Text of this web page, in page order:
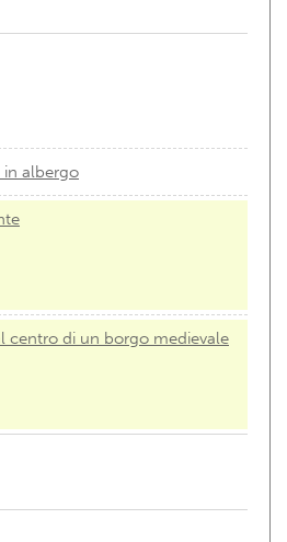
in albergo
centro di un borgo medievale